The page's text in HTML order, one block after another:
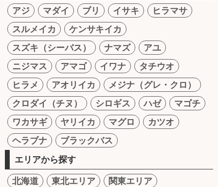
アジ マダイ ブリ イサキ
ヒラマサ
スルメイカ
ケンサキイカ
スズキ（シーバス）
ナマズ
アユ
ニジマス
アマゴ イワナ
タチウオ
ヒラメ
アオリイカ
メジナ（グレ・クロ）
クロダイ（チヌ）
シロギス ハゼ
マゴチ
ワカサギ
ヤリイカ マグロ
カツオ
ヘラブナ
ブラックバス
エリアから探す
北海道 東北エリア
関東エリア